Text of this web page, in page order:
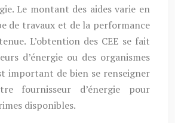
Le montant des aides varie en
de travaux et de la performance
L’obtention des CEE se fait
d’énergie ou des organismes
important de bien se renseigner
fournisseur d’énergie pour
disponibles.